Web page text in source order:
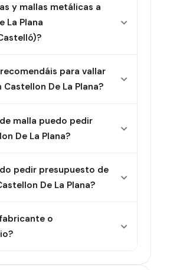
y mallas metálicas a
La Plana
para vallar
Castellon De La Plana?
malla puedo pedir
De La Plana?
pedir presupuesto de
De La Plana?
o